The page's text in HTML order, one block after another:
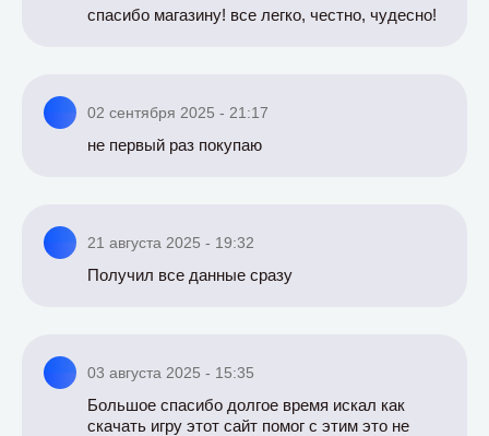
спасибо магазину! все легко, честно, чудесно!
02 сентября 2025 - 21:17
не первый раз покупаю
21 августа 2025 - 19:32
Получил все данные сразу
03 августа 2025 - 15:35
Большое спасибо долгое время искал как
скачать игру этот сайт помог с этим это не